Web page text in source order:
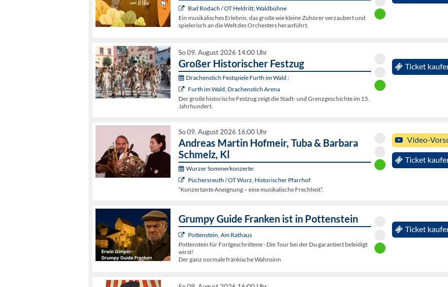
Bad Rodach / OT Heldritt, Waldbühne
Ein musikalisches Erlebnis, das große wie kleine Zuhörer verzaubert und
spielerisch an die Welt des Orchesters heranführt.
So 09. August 2026 14:00 Uhr
Großer Historischer Festzug
Drachenstich Festspiele Furth im Wald :
Furth im Wald, Drachenstich Arena
Der große historische Festzug zeigt die Stadt- und Grenzgeschichte im 15.
Jahrhundert.
Ticket
So 09. August 2026 16:00 Uhr
Andreas Martin Hofmeir, Tuba & Barbara
Schmelz, Kl
Wurzer Sommerkonzerte:
Püchersreuth / OT Wurz, Historischer Pfarrhof
“Konzertante Aneignung – eine musikalische Frechheit”.
Video-
Ticket
Grumpy Guide Franken ist in Pottenstein
Pottenstein, Am Rathaus
Pottenstein für Fortgeschrittene - Die Tour bei der Du garantiert beleidigt
wirst!
Der ganz normale fränkische Wahnsinn
Ticket